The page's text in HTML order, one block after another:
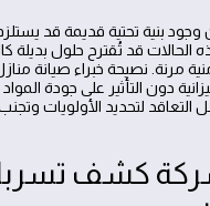
أن وجود بنية تحتية قديمة قد
قد تُقترح حلول بديلة
مرنة. نصيحة خبراء صيانة
دون التأثير على جودة المواد
لتحديد الأولويات وتجنب
كشف